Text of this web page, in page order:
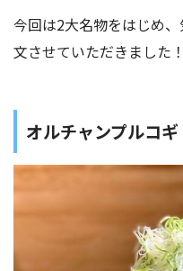
今回は2大名物をはじめ
文させていただきました
オルチャンプルコギ